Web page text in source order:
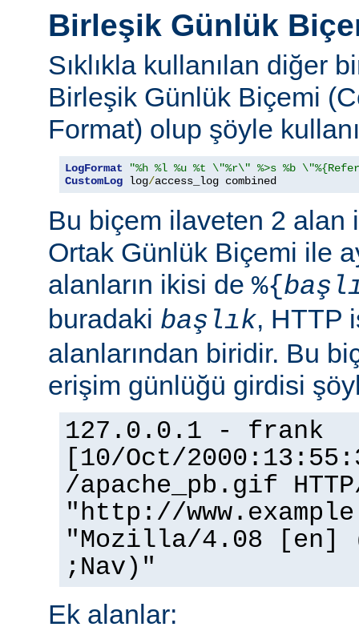
Birleşik Günlük
Sıklıkla kullanılan diğer
Birleşik Günlük Biçemi
Format) olup şöyle
LogFormat
"%h %l %u %t \"%r\" %>s %b
CustomLog log/access_log combined
Bu biçem ilaveten 2 alan
Ortak Günlük Biçemi ile
alanların ikisi de %{
buradaki başlık, HTTP
alanlarından biridir. Bu
erişim günlüğü girdisi
127.0.0.1 - frank
[10/Oct/
/apache_pb.gif
"http://
"Mozilla/4.08 [en]
;Nav)"
Ek alanlar: